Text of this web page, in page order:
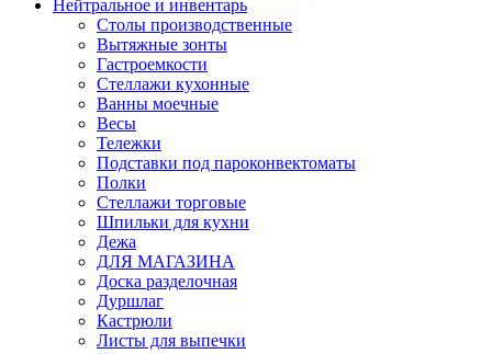
Нейтральное и инвентарь
Столы производственные
Вытяжные зонты
Гастроемкости
Стеллажи кухонные
Ванны моечные
Весы
Тележки
Подставки под пароконвектоматы
Полки
Стеллажи торговые
Шпильки для кухни
Дежа
ДЛЯ МАГАЗИНА
Доска разделочная
Дуршлаг
Кастрюли
Листы для выпечки